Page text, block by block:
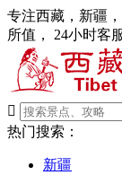
专注西藏，新疆
所值， 24小时客

热门搜索：
新疆